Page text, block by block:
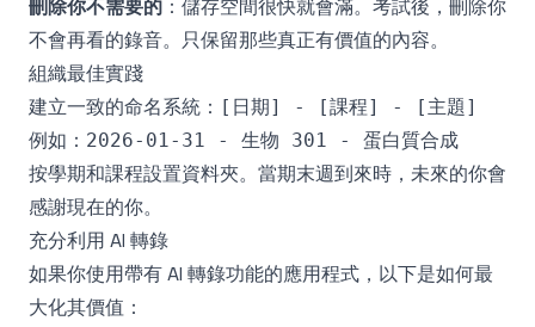
刪除你不需要的 ：儲存空間很快就會滿。考試後，刪除你
不會再看的錄音。只保留那些真正有價值的內容。
組織最佳實踐
建立一致的命名系統： [日期] - [課程] - [主題]
例如： 2026-01-31 - 生物 301 - 蛋白質合成
按學期和課程設置資料夾。當期末週到來時，未來的你會
感謝現在的你。
充分利用 AI 轉錄
如果你使用帶有 AI 轉錄功能的應用程式，以下是如何最
大化其價值：